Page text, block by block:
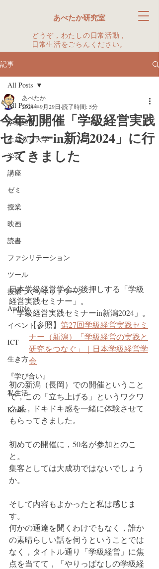
どうぞ，わたしの日常活動，
日常生活をごらんください。
あべたか研究室
記事
All Posts
学級経営
上越教育大学
学会
講座
ゼミ
授業
映画
読書
ファシリテーション
ツール
授業づくりネットワーク
Audible
イベント
ICT
生き方
『学び合い』
私生活
Kindle
All Posts
今年初開催「学級経営実践
セミナーin新潟2024」に行
ってきました
あべたか
2024年9月29日 読了時間: 5分
日本学級経営学会が後押しする「学級
経営実践セミナー」。
「学級経営実践セミナーin新潟2024」。
【参照】​ 第27回学級経営実践セミ
ナー（新潟）「学級経営の実践と
研究をつなぐ」｜日本学級経営学
会
初の新潟（長岡）での開催ということ
で，この「立ち上げる」というワクワ
ク感，ドキドキ感を一緒に体験させて
もらってきました。
初めての開催に，50名が参加とのこ
と。
集客としては大成功ではないでしょう
か。
そして内容もよかったと私は感じま
す。
何かの通達を聞くわけでもなく，誰か
の素晴らしい話を伺うということでは
なく，タイトル通り「学級経営」に焦
点を当てて，「やりっぱなしの学級経